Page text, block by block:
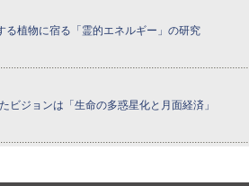
植物に宿る「霊的エネルギー」の研究
ジョンは「生命の多惑星化と月面経済」